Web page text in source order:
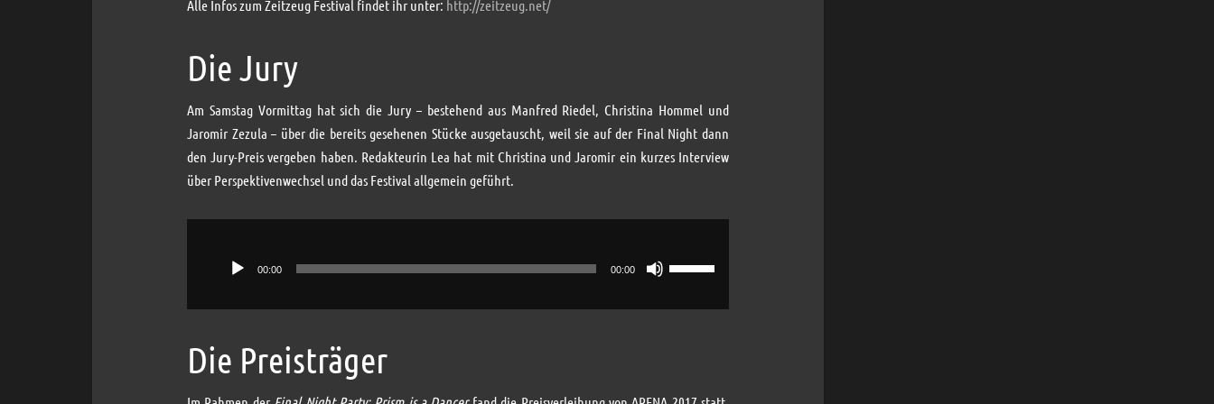
Alle Infos zum Zeitzeug Festival findet ihr unter: http://zeitzeug.net/
Die Jury
Am Samstag Vormittag hat sich die Jury – bestehend aus Manfred Riedel, Christina Hommel und
Jaromir Zezula – über die bereits gesehenen Stücke ausgetauscht, weil sie auf der Final Night dann
den Jury-Preis vergeben haben. Redakteurin Lea hat mit Christina und Jaromir ein kurzes Interview
über Perspektivenwechsel und das Festival allgemein geführt.
00:00 00:00
benutzen,
Die Preisträger